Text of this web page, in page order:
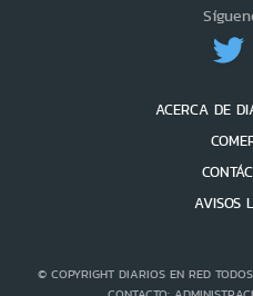
ACERCA DE
AVISOS
© COPYRIGHT DIARIOS EN RED